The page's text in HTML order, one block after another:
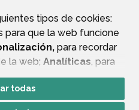
tipos de cookies:
para que la web funcione
para recordar
la web; Analíticas, para
la web y sus servicios.
“Aceptar todas”
todas